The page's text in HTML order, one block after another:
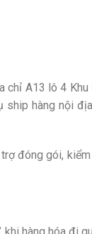
A13 lô 4
ship hàng nội
đóng gói,